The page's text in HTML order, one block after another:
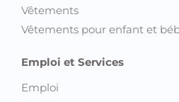
Vêtements
Vêtements pour enfant et
Emploi et Services
Emploi